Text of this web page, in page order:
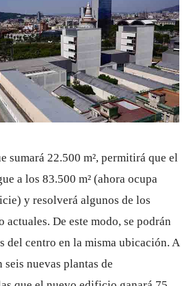
sumará 22.500 m², permitirá que el
a los 83.500 m² (ahora ocupa
y resolverá algunos de los
actuales. De este modo, se podrán
del centro en la misma ubicación. A
nuevas plantas de